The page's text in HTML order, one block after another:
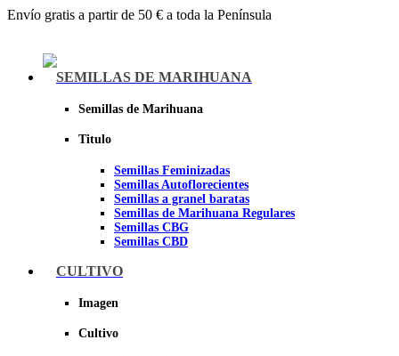
Envío gratis a partir de 50 € a toda la Península
SEMILLAS DE MARIHUANA
Semillas de Marihuana
Titulo
Semillas Feminizadas
Semillas Autoflorecientes
Semillas a granel baratas
Semillas de Marihuana Regulares
Semillas CBG
Semillas CBD
Sheer seeds
CULTIVO
Imagen
Cultivo